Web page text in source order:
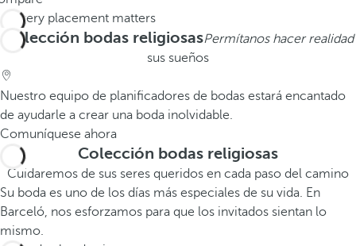
Colección bodas religiosasPermítanos hacer realidad
sus sueños
Nuestro equipo de planificadores de bodas estará encantado
de ayudarle a crear una boda inolvidable.
Comuníquese ahora
Colección bodas religiosas
Cuidaremos de sus seres queridos en cada paso del camino
Su boda es uno de los días más especiales de su vida. En
Barceló, nos esforzamos para que los invitados sientan lo
mismo.